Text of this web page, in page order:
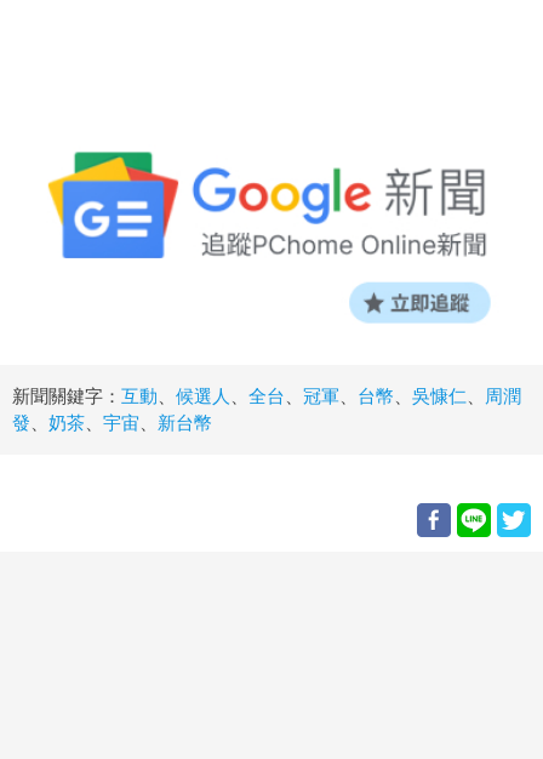
新聞關鍵字： 互動 候選人 全台 冠軍 台幣 吳慷仁
周潤
發
奶茶 宇宙 新台幣